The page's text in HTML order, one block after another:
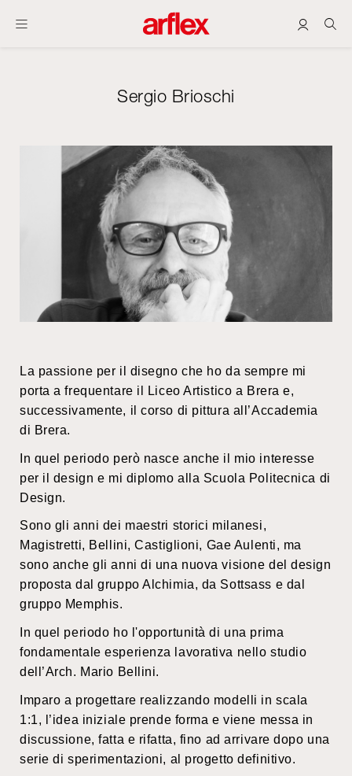
Sergio Brioschi
La passione per il disegno che ho da sempre mi
porta a frequentare il Liceo Artistico a Brera e,
successivamente, il corso di pittura all’Accademia
di Brera.
In quel periodo però nasce anche il mio interesse
per il design e mi diplomo alla Scuola Politecnica di
Design.
Sono gli anni dei maestri storici milanesi,
Magistretti, Bellini, Castiglioni, Gae Aulenti, ma
sono anche gli anni di una nuova visione del design
proposta dal gruppo Alchimia, da Sottsass e dal
gruppo Memphis.
In quel periodo ho l'opportunità di una prima
fondamentale esperienza lavorativa nello studio
dell’Arch. Mario Bellini.
Imparo a progettare realizzando modelli in scala
1:1, l’idea iniziale prende forma e viene messa in
discussione, fatta e rifatta, fino ad arrivare dopo una
serie di sperimentazioni, al progetto definitivo.